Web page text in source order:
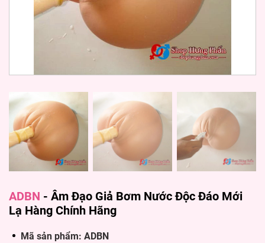
ADBN - Âm Đạo Giả Bơm Nước Độc Đáo Mới
Lạ Hàng Chính Hãng
Mã sản phẩm: ADBN